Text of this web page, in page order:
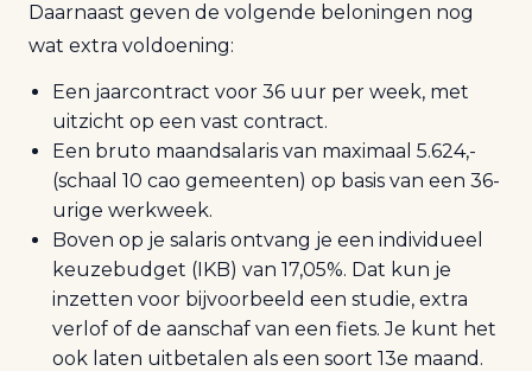
Daarnaast geven de volgende beloningen nog
wat extra voldoening:
Een jaarcontract voor 36 uur per week, met
uitzicht op een vast contract.
Een bruto maandsalaris van maximaal 5.624,-
(schaal 10 cao gemeenten) op basis van een 36-
urige werkweek.
Boven op je salaris ontvang je een individueel
keuzebudget (IKB) van 17,05%. Dat kun je
inzetten voor bijvoorbeeld een studie, extra
verlof of de aanschaf van een fiets. Je kunt het
ook laten uitbetalen als een soort 13e maand.